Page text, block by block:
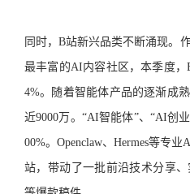
同时，B站新兴品类不断涌现。
最丰富的AI内容社区，本季度
4%。随着智能体产品的逐渐成
近9000万。“AI智能体”、“AI创
00%。Openclaw、Hermes等专
站，带动了一批前沿技术分享